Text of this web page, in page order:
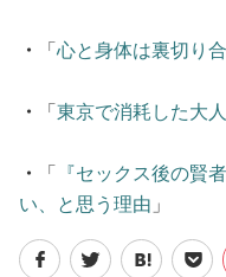
・ 「 心と身体は裏切り
・ 「 東京で消耗した大
・ 「
『セックス後の賢
い、と思う理由 」